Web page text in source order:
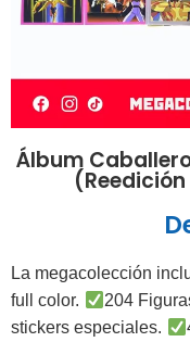
Álbum
La megacolección
full color.
204
stickers especiales.